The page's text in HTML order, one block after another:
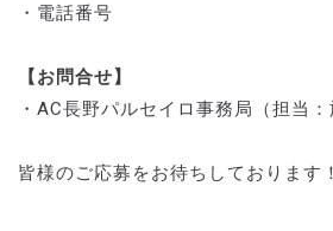
・電話番号
【お問合せ】
・AC長野パルセイロ事務局（担当
皆様のご応募をお待ちしております！